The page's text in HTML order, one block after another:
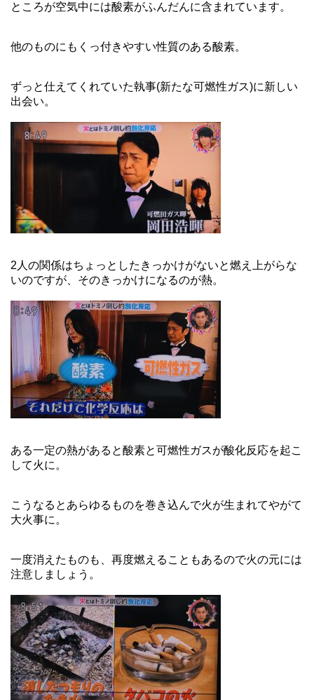
ところが空気中には酸素がふんだんに含まれています。
他のものにもくっ付きやすい性質のある酸素。
ずっと仕えてくれていた執事(新たな可燃性ガス)に新しい
出会い。
2人の関係はちょっとしたきっかけがないと燃え上がらな
いのですが、そのきっかけになるのが熱。
ある一定の熱があると酸素と可燃性ガスが酸化反応を起こ
して火に。
こうなるとあらゆるものを巻き込んで火が生まれてやがて
大火事に。
一度消えたものも、再度燃えることもあるので火の元には
注意しましょう。